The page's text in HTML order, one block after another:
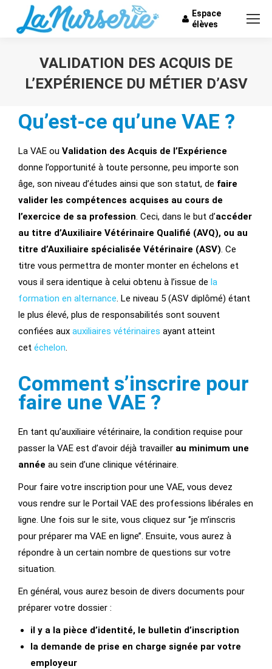
Espace
élèves
VALIDATION DES ACQUIS DE
L’EXPÉRIENCE DU MÉTIER D’ASV
Qu’est-ce qu’une VAE ?
La VAE ou Validation des Acquis de l’Expérience
donne l’opportunité à toute personne, peu importe son
âge, son niveau d’études ainsi que son statut, de faire
valider les compétences acquises au cours de
l’exercice de sa profession. Ceci, dans le but d’accéder
au titre d’Auxiliaire Vétérinaire Qualifié (AVQ), ou au
titre d’Auxiliaire spécialisée Vétérinaire (ASV). Ce
titre vous permettra de monter monter en échelons et
vous il sera identique à celui obtenu à l’issue de la
formation en alternance. Le niveau 5 (ASV diplômé) étant
le plus élevé, plus de responsabilités sont souvent
confiées aux auxiliaires vétérinaires ayant atteint
cet échelon.
Comment s’inscrire pour
faire une VAE ?
En tant qu’auxiliaire vétérinaire, la condition requise pour
passer la VAE est d’avoir déjà travailler au minimum une
année au sein d’une clinique vétérinaire.
Pour faire votre inscription pour une VAE, vous devez
vous rendre sur le Portail VAE des professions libérales en
ligne. Une fois sur le site, vous cliquez sur ‘’je m’inscris
pour préparer ma VAE en ligne’’. Ensuite, vous aurez à
répondre à un certain nombre de questions sur votre
situation.
En général, vous aurez besoin de divers documents pour
préparer votre dossier :
il y a la pièce d’identité, le bulletin d’inscription
la demande de prise en charge signée par votre
employeur